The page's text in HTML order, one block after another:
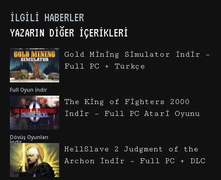
İLGILI HABERLER
YAZARIN DIĞER İÇERIKLERI
Full Oyun İndir
Gold Mining Simulator İndir –
Full PC + Türkçe
Dövüş Oyunları
İndir
The King of Fighters 2000
İndir – Full PC Atari Oyunu
HellSlave 2 Judgment of the
Archon İndir – Full PC + DLC